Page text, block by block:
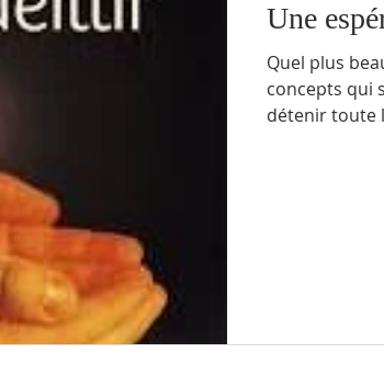
Une
Quel plus beau
concepts qui
détenir toute